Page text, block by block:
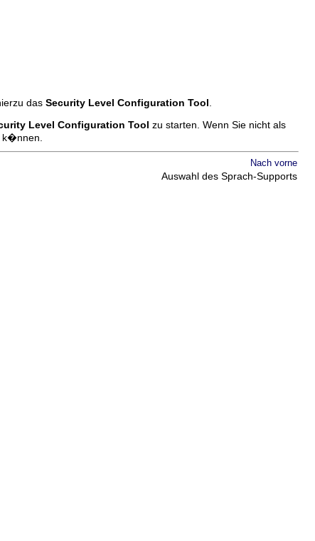
das Security Level Configuration Tool
Level Configuration Tool zu starten. Wenn Sie nicht als
k�nnen.
Nach vorne
Auswahl des Sprach-Supports